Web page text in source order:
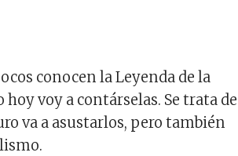
conocen la Leyenda de la
hoy voy a contárselas. Se trata de
va a asustarlos, pero también